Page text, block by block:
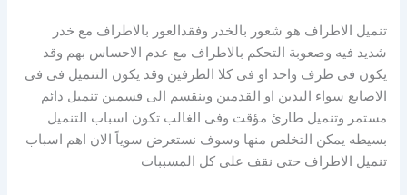
تنميل الاطراف هو شعور بالخدر وفقدالعور بالاطراف مع خدر
شديد فيه وصعوبة التحكم بالاطراف مع عدم الاحساس بهم وقد
يكون فى طرف واحد او فى كلا الطرفين وقد يكون التنميل فى فى
الاصابع سواء اليدين او القدمين وينقسم الى قسمين تنميل دائم
مستمر وتنميل طارئ مؤقت وفى الغالب تكون اسباب التنميل
بسيطه يمكن التخلص منها وسوف نستعرض سوياً الان اهم اسباب
تنميل الاطراف حتى نقف على كل المسببات